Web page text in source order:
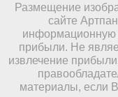
Размещение
сайте
информационную
прибыли. Не
извлечение
материалы, если